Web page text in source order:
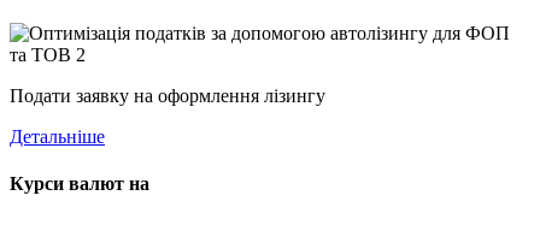
Подати заявку на оформлення лізингу
Детальніше
Курси валют на